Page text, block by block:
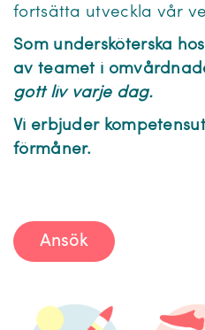
fortsätta utveckla vår
Som undersköterska
av teamet i
gott liv varje dag.
Vi erbjuder
förmåner.
Ansök